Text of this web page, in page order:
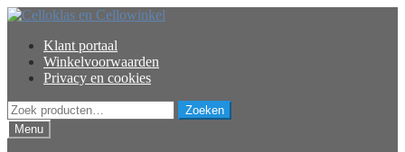
Ga
naar
navigatie
Ga
inhoud
Klant portaal
Winkelvoorwaarden
Privacy en cookies
Zoeken
naar:
Zoeken
Menu